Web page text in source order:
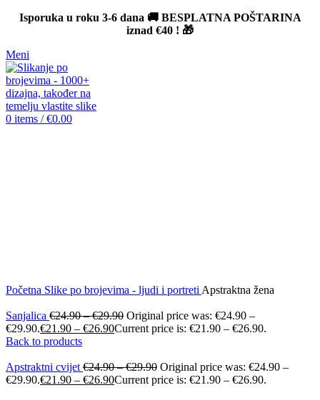
Isporuka u roku 3-6 dana 🚚 BESPLATNA POŠTARINA
iznad €40 ! 🎁
Meni
0 items / €0.00
Početna Slike po brojevima - ljudi i portreti Apstraktna žena
Sanjalica €24.90–€29.90 Original price was: €24.90 –
€29.90.€21.90 – €26.90Current price is: €21.90 – €26.90.
Back to products
Apstraktni cvijet €24.90–€29.90 Original price was: €24.90 –
€29.90.€21.90 – €26.90Current price is: €21.90 – €26.90.